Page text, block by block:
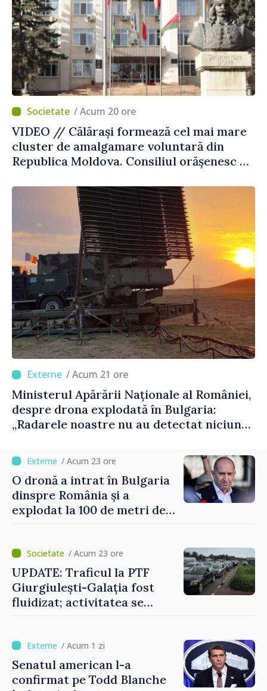
/ Acum 20 ore
VIDEO // Călărași formează cel mai mare
cluster de amalgamare voluntară din
Republica Moldova. Consiliul orășenesc a
/ Acum 21 ore
Ministerul Apărării Naționale al României,
despre drona explodată în Bulgaria:
„Radarele noastre nu au detectat niciun
/ Acum 23 ore
O dronă a intrat în Bulgaria
dinspre România și a
explodat la 100 de metri de
/ Acum 23 ore
UPDATE: Traficul la PTF
Giurgiulești-Galația fost
fluidizat; activitatea se
/ Acum 1 zi
Senatul american l-a
confirmat pe Todd Blanche